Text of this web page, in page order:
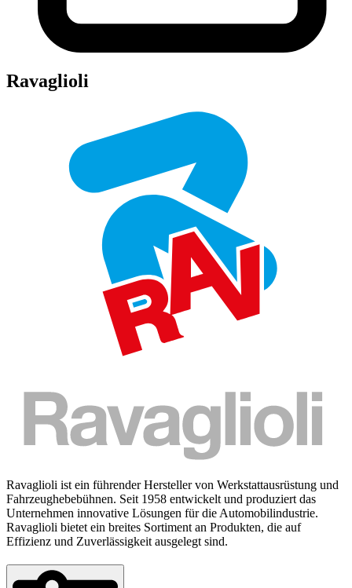
Ravaglioli
Ravaglioli ist ein führender Hersteller von Werkstattausrüstung und
Fahrzeughebebühnen. Seit 1958 entwickelt und produziert das
Unternehmen innovative Lösungen für die Automobilindustrie.
Ravaglioli bietet ein breites Sortiment an Produkten, die auf
Effizienz und Zuverlässigkeit ausgelegt sind.